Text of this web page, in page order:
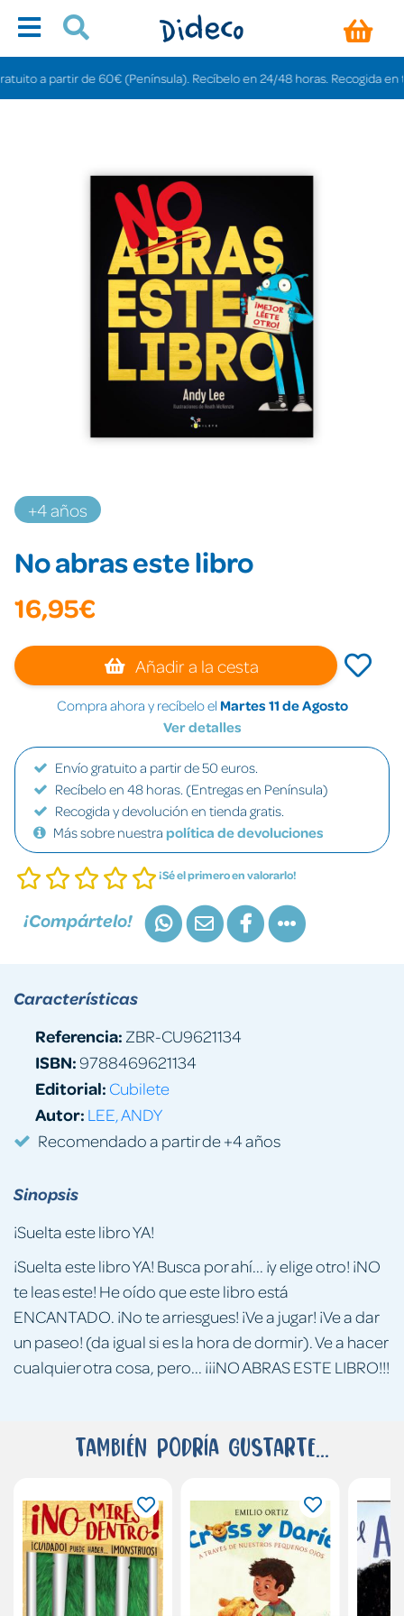
a partir de 60€ (Península). Recíbelo en 24/48 horas. Recogida en
+4 años
No abras este libro
16,95€
Añadir a la cesta
Compra ahora y recíbelo el Martes 11 de Agosto
Ver detalles
Envío gratuito a partir de 50 euros.
Recíbelo en 48 horas. (Entregas en Península)
Recogida y devolución en tienda gratis.
Más sobre nuestra política de devoluciones
¡Sé el primero en valorarlo!
¡Compártelo!
Sinopsis
¡Suelta este libro YA!
¡Suelta este libro YA! Busca por ahí... ¡y elige otro! ¡NO
te leas este! He oído que este libro está
ENCANTADO. ¡No te arriesgues! ¡Ve a jugar! ¡Ve a dar
un paseo! (da igual si es la hora de dormir). Ve a hacer
cualquier otra cosa, pero... ¡¡¡NO ABRAS ESTE LIBRO!!!
Características
Referencia: ZBR-CU9621134
ISBN:9788469621134
Editorial: Cubilete
Autor: LEE, ANDY
Recomendado a partir de +4 años
También podría gustarte...